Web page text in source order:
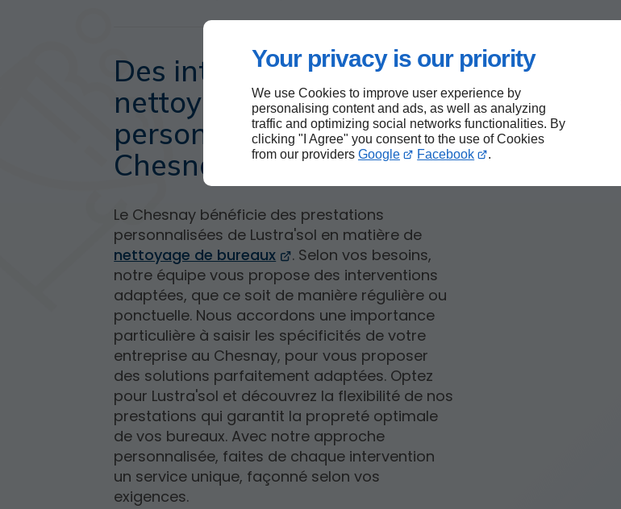
Your privacy is our priority
We use Cookies to improve user experience by
personalising content and ads, as well as analyzing
traffic and optimizing social networks functionalities. By
clicking "I Agree" you consent to the use of Cookies
from our providers Google Facebook .
Des interventions de
nettoyage
personnalisées au
Chesnay
Le Chesnay bénéficie des prestations
personnalisées de Lustra'sol en matière de
nettoyage de bureaux
. Selon vos besoins,
notre équipe vous propose des interventions
adaptées, que ce soit de manière régulière ou
ponctuelle. Nous accordons une importance
particulière à saisir les spécificités de votre
entreprise au Chesnay, pour vous proposer
des solutions parfaitement adaptées. Optez
pour Lustra'sol et découvrez la flexibilité de nos
prestations qui garantit la propreté optimale
de vos bureaux. Avec notre approche
personnalisée, faites de chaque intervention
un service unique, façonné selon vos
exigences.